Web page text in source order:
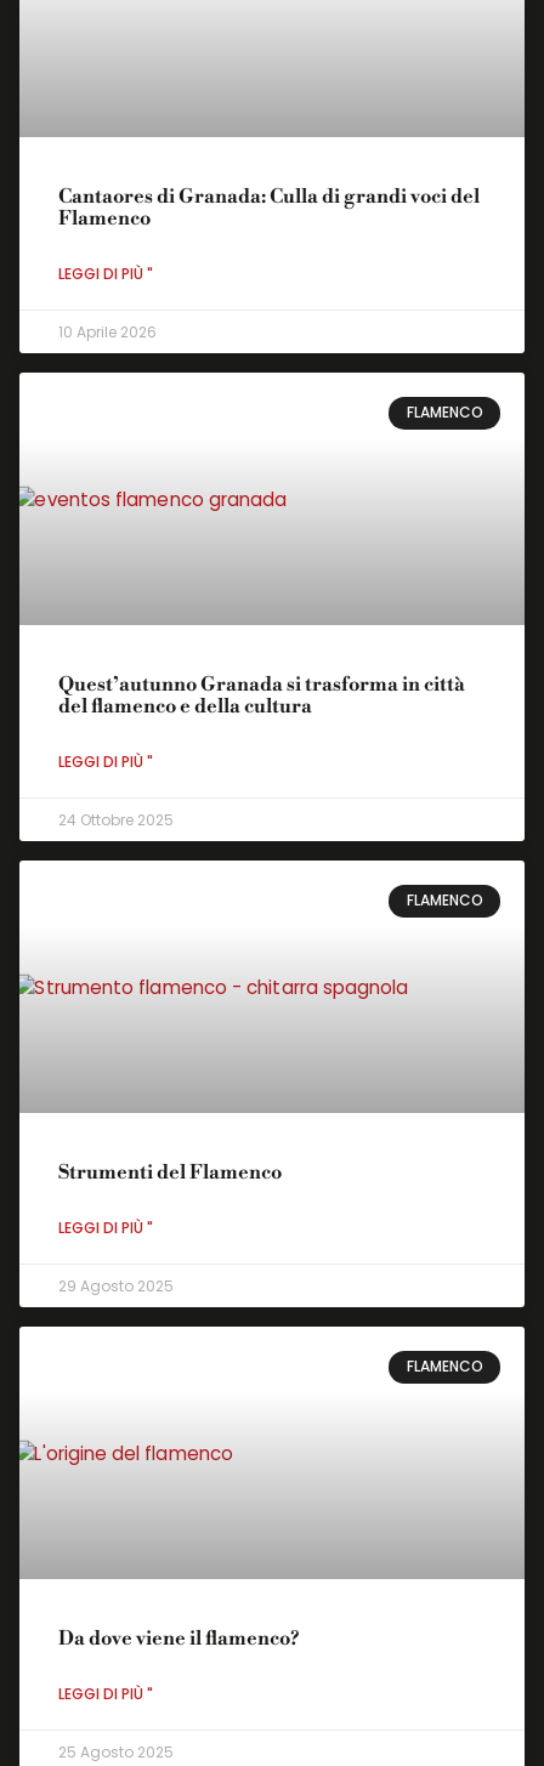
Cantaores di Granada: Culla di grandi voci del
Flamenco
LEGGI DI PIÙ "
10 Aprile 2026
FLAMENCO
Quest’autunno Granada si trasforma in città
del flamenco e della cultura
LEGGI DI PIÙ "
24 Ottobre 2025
FLAMENCO
Strumenti del Flamenco
LEGGI DI PIÙ "
29 Agosto 2025
FLAMENCO
Da dove viene il flamenco?
LEGGI DI PIÙ "
25 Agosto 2025